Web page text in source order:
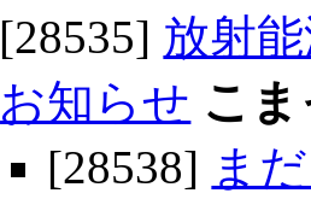
[28535] 放射
お知らせ こ
[28538] ま